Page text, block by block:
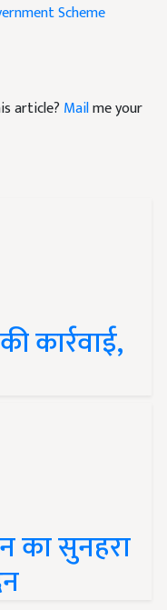
Scheme
article? Mailme your
कार्रवाई,
का सुनहरा